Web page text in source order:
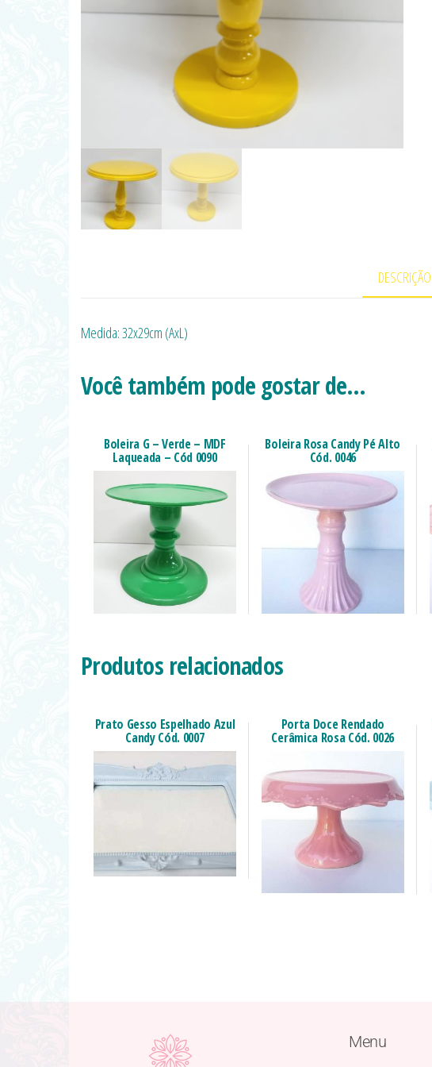
DESCRIÇÃO
Medida: 32x29cm (AxL)
Você também pode gostar de…
Boleira G – Verde – MDF
Laqueada – Cód 0090
Boleira Rosa Candy Pé Alto
Cód. 0046
Produtos relacionados
Prato Gesso Espelhado Azul
Candy Cód. 0007
Porta Doce Rendado
Cerâmica Rosa Cód. 0026
Menu